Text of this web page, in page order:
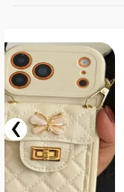
›